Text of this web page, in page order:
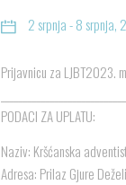
2 srpnja - 8 srpnja,
Prijavnicu za LJBT2023.
PODACI ZA UPLATU:
Naziv: Kršćanska
Adresa: Prilaz Gjure